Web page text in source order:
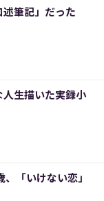
筆記」だった
生描いた実録小
「いけない恋」